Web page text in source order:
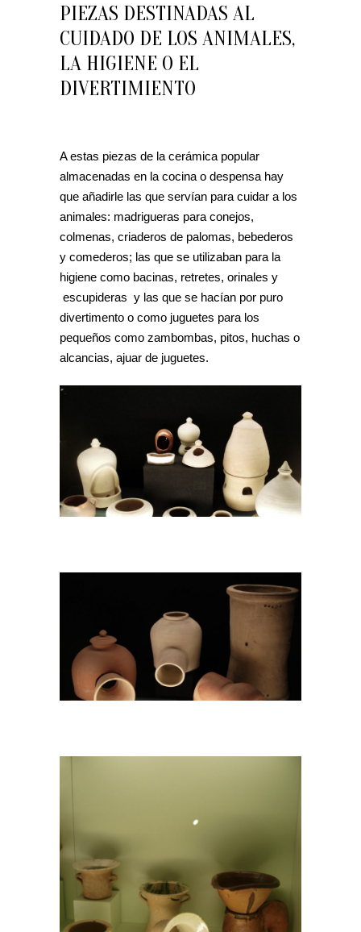
PIEZAS DESTINADAS AL
CUIDADO DE LOS ANIMALES,
LA HIGIENE O EL
DIVERTIMIENTO
A estas piezas de la cerámica popular
almacenadas en la cocina o despensa hay
que añadirle las que servían para cuidar a los
animales: madrigueras para conejos,
colmenas, criaderos de palomas, bebederos
y comederos; las que se utilizaban para la
higiene como bacinas, retretes, orinales y
escupideras y las que se hacían por puro
divertimento o como juguetes para los
pequeños como zambombas, pitos, huchas o
alcancias, ajuar de juguetes.